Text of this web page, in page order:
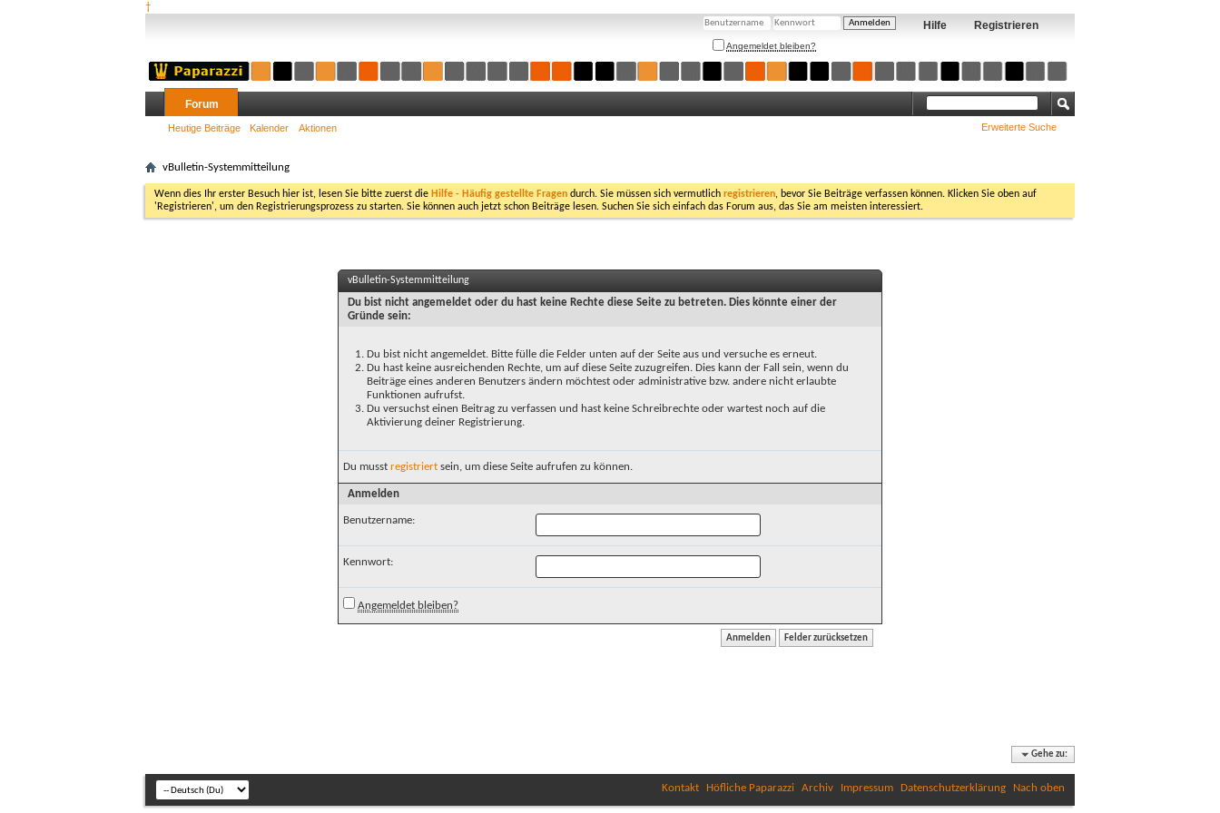
†
Registrieren
Hilfe
Angemeldet bleiben?
Forum
Heutige Beiträge Kalender Aktionen Erweiterte Suche
vBulletin-Systemmitteilung
Wenn dies Ihr erster Besuch hier ist, lesen Sie bitte zuerst die Hilfe - Häufig gestellte Fragen durch. Sie müssen sich vermutlich registrieren, bevor Sie Beiträge verfassen können. Klicken Sie oben auf
'Registrieren', um den Registrierungsprozess zu starten. Sie können auch jetzt schon Beiträge lesen. Suchen Sie sich einfach das Forum aus, das Sie am meisten interessiert.
vBulletin-Systemmitteilung
Du bist nicht angemeldet oder du hast keine Rechte diese Seite zu betreten. Dies könnte einer der
Gründe sein:
Du bist nicht angemeldet. Bitte fülle die Felder unten auf der Seite aus und versuche es erneut.
Du hast keine ausreichenden Rechte, um auf diese Seite zuzugreifen. Dies kann der Fall sein, wenn du
Beiträge eines anderen Benutzers ändern möchtest oder administrative bzw. andere nicht erlaubte
Funktionen aufrufst.
Du versuchst einen Beitrag zu verfassen und hast keine Schreibrechte oder wartest noch auf die
Aktivierung deiner Registrierung.
Du musst registriert sein, um diese Seite aufrufen zu können.
Anmelden
Benutzername:
Kennwort:
Angemeldet bleiben?
Gehe zu:
Kontakt Höfliche Paparazzi Archiv Impressum Datenschutzerklärung Nach oben